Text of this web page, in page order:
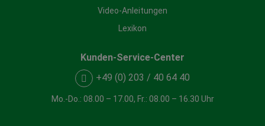
Video-Anleitungen
Lexikon
Kunden-Service-Center
+49 (0) 203 / 40 64 40
Mo.-Do.: 08.00 – 17.00, Fr.: 08.00 – 16.30 Uhr